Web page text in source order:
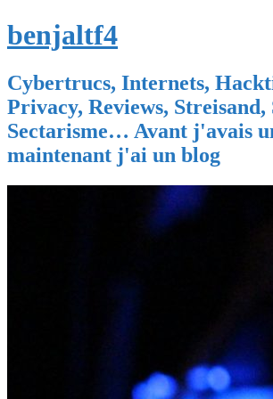
benjaltf4
Cybertrucs, Internets,
Privacy, Reviews, Streisand,
Sectarisme… Avant j'avais
maintenant j'ai un blog